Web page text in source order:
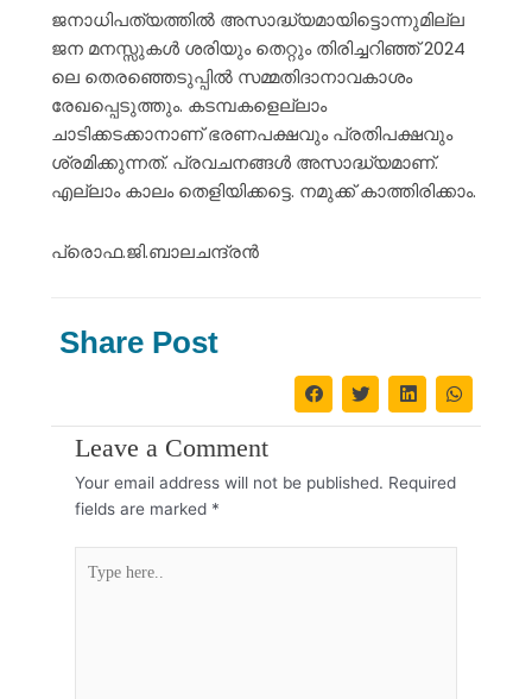
ജനാധിപത്യത്തിൽ അസാദ്ധ്യമായിട്ടൊന്നുമില്ല
ജന മനസ്സുകൾ ശരിയും തെറ്റും തിരിച്ചറിഞ്ഞ് 2024
ലെ തെരഞ്ഞെടുപ്പിൽ സമ്മതിദാനാവകാശം
രേഖപ്പെടുത്തും. കടമ്പകളെല്ലാം
ചാടിക്കടക്കാനാണ് ഭരണപക്ഷവും പ്രതിപക്ഷവും
ശ്രമിക്കുന്നത്. പ്രവചനങ്ങൾ അസാദ്ധ്യമാണ്.
എല്ലാം കാലം തെളിയിക്കട്ടെ. നമുക്ക് കാത്തിരിക്കാം.
പ്രൊഫ.ജി.ബാലചന്ദ്രൻ
Share Post
Leave a Comment
Your email address will not be published. Required
fields are marked *
here..